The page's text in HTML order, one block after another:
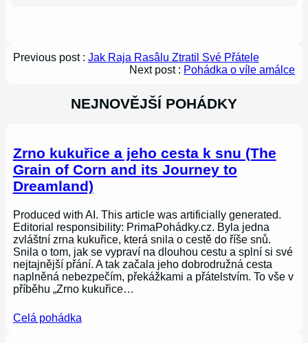
Previous post : Jak Raja Rasâlu Ztratil Své Přátele
Next post : Pohádka o víle amálce
NEJNOVĚJŠÍ POHÁDKY
Zrno kukuřice a jeho cesta k snu (The
Grain of Corn and its Journey to
Dreamland)
Produced with AI. This article was artificially generated.
Editorial responsibility: PrimaPohádky.cz. Byla jedna
zvláštní zrna kukuřice, která snila o cestě do říše snů.
Snila o tom, jak se vypraví na dlouhou cestu a splní si své
nejtajnější přání. A tak začala jeho dobrodružná cesta
naplněná nebezpečím, překážkami a přátelstvím. To vše v
příběhu „Zrno kukuřice…
Celá pohádka